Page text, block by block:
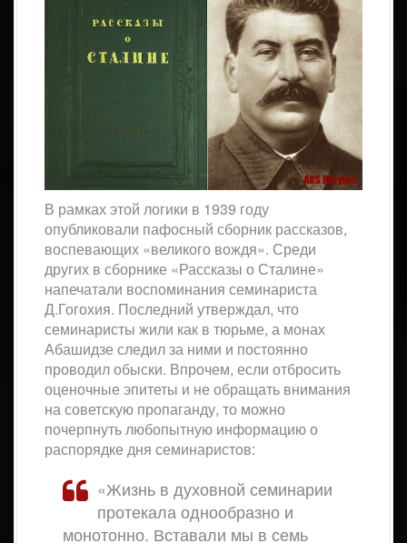
В рамках этой логики в 1939 году
опубликовали пафосный сборник рассказов,
воспевающих «великого вождя». Среди
других в сборнике «Рассказы о Сталине»
напечатали воспоминания семинариста
Д.Гогохия. Последний утверждал, что
семинаристы жили как в тюрьме, а монах
Абашидзе следил за ними и постоянно
проводил обыски. Впрочем, если отбросить
оценочные эпитеты и не обращать внимания
на советскую пропаганду, то можно
почерпнуть любопытную информацию о
распорядке дня семинаристов:
«Жизнь в духовной семинарии
протекала однообразно и
монотонно. Вставали мы в семь